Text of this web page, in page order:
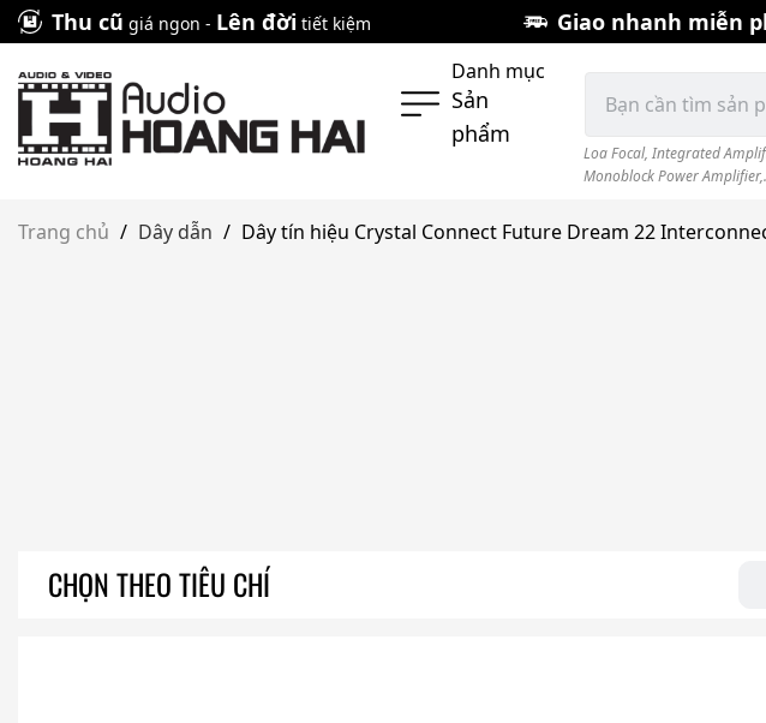
Skip
to
content
Thu cũ giá ngon - Lên đời tiết kiệm Giao nhanh miễn
Danh mục
Sản
phẩm
kiếm:
Loa Focal, Integrated
Monoblock Power
Trang chủ / Dây dẫn / Dây tín hiệu Crystal Connect Future Dream 22
CHỌN THEO TIÊU CHÍ